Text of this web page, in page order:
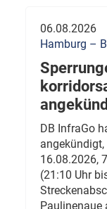
06.08.2026
Hamburg –
DB InfraGo
16.08.2026,
(21:10 Uhr
Paulinenaue